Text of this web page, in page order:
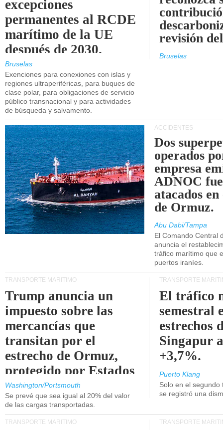
excepciones
permanentes al RCDE
marítimo de la UE
después de 2030.
Bruselas
Exenciones para conexiones con islas y
regiones ultraperiféricas, para buques de
clase polar, para obligaciones de servicio
público transnacional y para actividades
de búsqueda y salvamento.
revisión
Bruselas
ACCIDENTES
Dos
operados
empresa
ADNOC
atacados
de Ormuz.
Abu Dabi/Tampa
El Comando Central
anuncia el
tráfico marítimo que
puertos iraníes.
TRANSPORTE MARÍTIMO
Trump anuncia un
impuesto sobre las
mercancías que
transitan por el
estrecho de Ormuz,
protegido por Estados
Unidos.
Washington/Portsmouth
Se prevé que sea igual al 20% del valor
de las cargas transportadas.
TRANSPORTE
El tráfico
semestral
estrechos
Singapur
+3,7%.
Puerto Klang
Solo en el
se registró una
TRANSPORTE MARÍTIMO TRANSPORTE